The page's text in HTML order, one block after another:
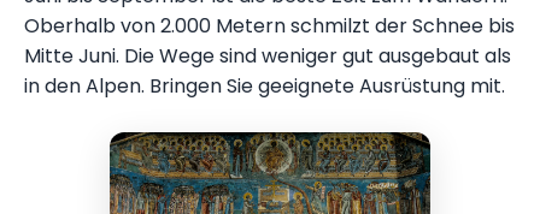
Oberhalb von 2.000 Metern schmilzt der Schnee bis
Mitte Juni. Die Wege sind weniger gut ausgebaut als
in den Alpen. Bringen Sie geeignete Ausrüstung mit.